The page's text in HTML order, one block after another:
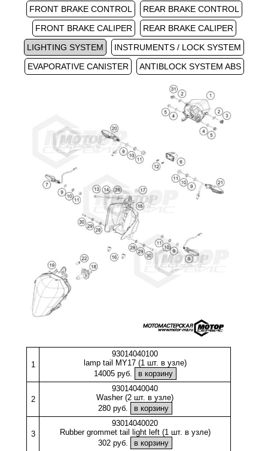
FRONT BRAKE CONTROL
REAR BRAKE CONTROL
FRONT BRAKE CALIPER
REAR BRAKE CALIPER
LIGHTING SYSTEM
INSTRUMENTS / LOCK SYSTEM
EVAPORATIVE CANISTER
ANTIBLOCK SYSTEM ABS
1
93014040100
lamp tail MY17 (1 шт. в узле)
14005 руб.
2
93014040040
Washer (2 шт. в узле)
280 руб.
3
93014040020
Rubber grommet tail light left (1 шт. в узле)
302 руб.